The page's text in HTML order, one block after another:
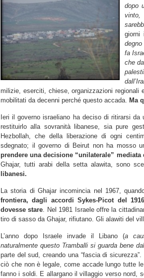
dopo
vinto,
giorni
fa
che
milizie, eserciti, chiese, organizzazioni regionali
mobilitati da decenni perché questo accada. Ma
Ieri il governo israeliano ha deciso di ritirarsi
restituirlo alla sovranità libanese, sia pure
Hezbollah, che della liberazione di ogni
sdegnato; il governo di Beirut non ha mosso
prendere una decisione “unilaterale” mediata
Ghajar, tutti arabi della setta alawita, sono
libanesi.
La storia di Ghajar incomincia nel 1967,
frontiera, dagli accordi Sykes-Picot del
dovesse stare. Nel 1981 Israele offre la
tiro di sasso da Ghajar, rifiutano. Gli alawiti del
L’anno dopo Israele invade il Libano (a
naturalmente questo Tramballi si guarda bene
parte del sud, creando una “fascia di
ciò che non è legale, come accade lungo tutte
fanno i soldi. E allargano il villaggio verso nord,